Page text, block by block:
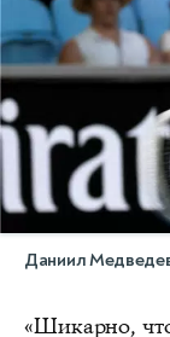
Даниил
«Шикарно,